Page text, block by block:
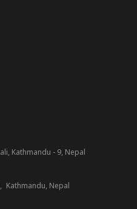
Kathmandu - 9, Nepal
Kathmandu, Nepal